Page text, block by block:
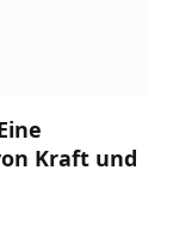
Kraft und